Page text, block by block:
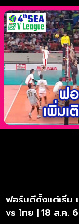
ฟอร์มดีตั้งแต่เริ่ม
vs ไทย | 18 ส.ค.